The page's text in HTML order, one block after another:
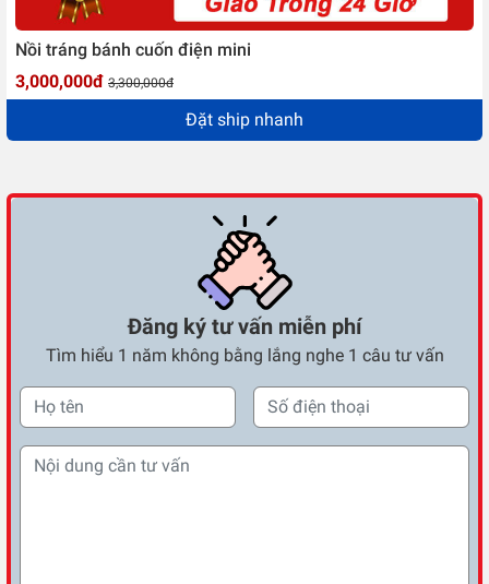
Nồi tráng bánh cuốn điện mini
3,000,000đ 3,300,000đ
Đặt ship nhanh
Đăng ký tư vấn miễn phí
Tìm hiểu 1 năm không bằng lắng nghe 1 câu tư vấn